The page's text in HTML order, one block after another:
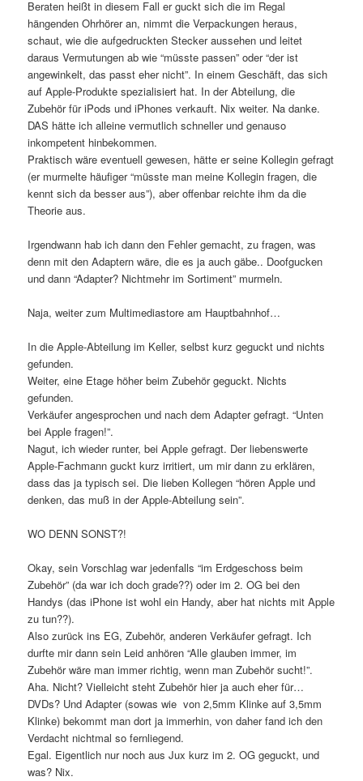
Beraten heißt in diesem Fall er guckt sich die im Regal
hängenden Ohrhörer an, nimmt die Verpackungen heraus,
schaut, wie die aufgedruckten Stecker aussehen und leitet
daraus Vermutungen ab wie “müsste passen” oder “der ist
angewinkelt, das passt eher nicht”. In einem Geschäft, das sich
auf Apple-Produkte spezialisiert hat. In der Abteilung, die
Zubehör für iPods und iPhones verkauft. Nix weiter. Na danke.
DAS hätte ich alleine vermutlich schneller und genauso
inkompetent hinbekommen.
Praktisch wäre eventuell gewesen, hätte er seine Kollegin gefragt
(er murmelte häufiger “müsste man meine Kollegin fragen, die
kennt sich da besser aus”), aber offenbar reichte ihm da die
Theorie aus.
Irgendwann hab ich dann den Fehler gemacht, zu fragen, was
denn mit den Adaptern wäre, die es ja auch gäbe.. Doofgucken
und dann “Adapter? Nichtmehr im Sortiment” murmeln.
Naja, weiter zum Multimediastore am Hauptbahnhof…
In die Apple-Abteilung im Keller, selbst kurz geguckt und nichts
gefunden.
Weiter, eine Etage höher beim Zubehör geguckt. Nichts
gefunden.
Verkäufer angesprochen und nach dem Adapter gefragt. “Unten
bei Apple fragen!”.
Nagut, ich wieder runter, bei Apple gefragt. Der liebenswerte
Apple-Fachmann guckt kurz irritiert, um mir dann zu erklären,
dass das ja typisch sei. Die lieben Kollegen “hören Apple und
denken, das muß in der Apple-Abteilung sein”.
WO DENN SONST?!
Okay, sein Vorschlag war jedenfalls “im Erdgeschoss beim
Zubehör” (da war ich doch grade??) oder im 2. OG bei den
Handys (das iPhone ist wohl ein Handy, aber hat nichts mit Apple
zu tun??).
Also zurück ins EG, Zubehör, anderen Verkäufer gefragt. Ich
durfte mir dann sein Leid anhören “Alle glauben immer, im
Zubehör wäre man immer richtig, wenn man Zubehör sucht!”.
Aha. Nicht? Vielleicht steht Zubehör hier ja auch eher für…
DVDs? Und Adapter (sowas wie von 2,5mm Klinke auf 3,5mm
Klinke) bekommt man dort ja immerhin, von daher fand ich den
Verdacht nichtmal so fernliegend.
Egal. Eigentlich nur noch aus Jux kurz im 2. OG geguckt, und
was? Nix.